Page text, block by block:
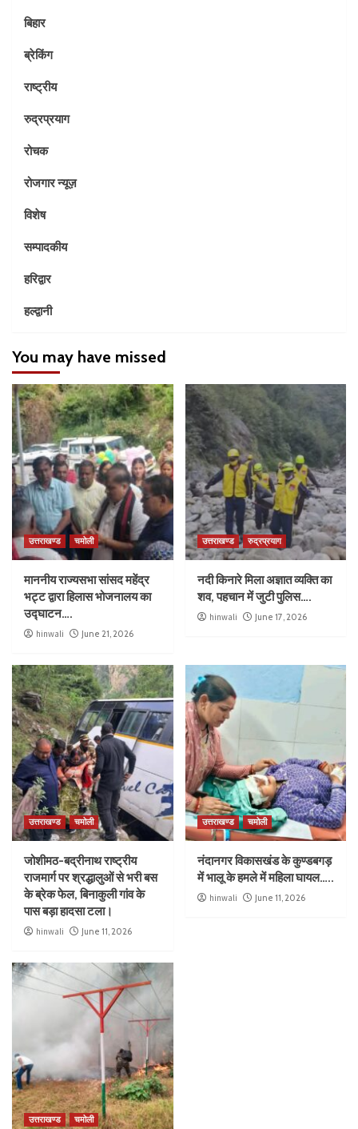
बिहार
ब्रेकिंग
राष्ट्रीय
रुद्रप्रयाग
रोचक
रोजगार न्यूज़
विशेष
सम्पादकीय
हरिद्वार
हल्द्वानी
You may have missed
उत्तराखण्ड चमोली
माननीय राज्यसभा सांसद महेंद्र
भट्ट द्वारा हिलास भोजनालय का
उद्घाटन….
hinwali June 21, 2026
उत्तराखण्ड रुद्रप्रयाग
नदी किनारे मिला अज्ञात व्यक्ति का
शव, पहचान में जुटी पुलिस….
hinwali June 17, 2026
उत्तराखण्ड चमोली
जोशीमठ-बद्रीनाथ राष्ट्रीय
राजमार्ग पर श्रद्धालुओं से भरी बस
के ब्रेक फेल, बिनाकुली गांव के
पास बड़ा हादसा टला।
hinwali June 11, 2026
उत्तराखण्ड चमोली
नंदानगर विकासखंड के कुण्डबगड़
में भालू के हमले में महिला घायल…..
hinwali June 11, 2026
उत्तराखण्ड चमोली